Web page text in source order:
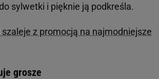
sylwetki i pięknie ją podkreśla.
z promocją na najmodniejsze
grosze